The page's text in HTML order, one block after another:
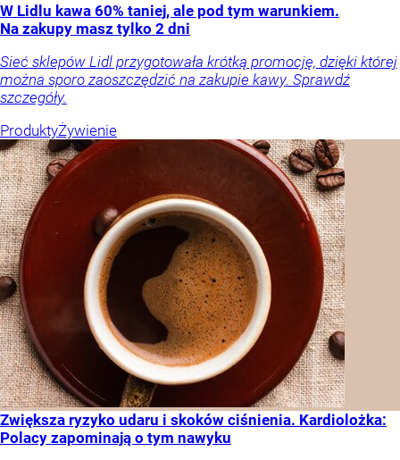
W Lidlu kawa 60% taniej, ale pod tym warunkiem.
Na zakupy masz tylko 2 dni
Sieć sklepów Lidl przygotowała krótką promocję, dzięki której
można sporo zaoszczędzić na zakupie kawy. Sprawdź
szczegóły.
ProduktyŻywienie
Zwiększa ryzyko udaru i skoków ciśnienia. Kardiolożka:
Polacy zapominają o tym nawyku